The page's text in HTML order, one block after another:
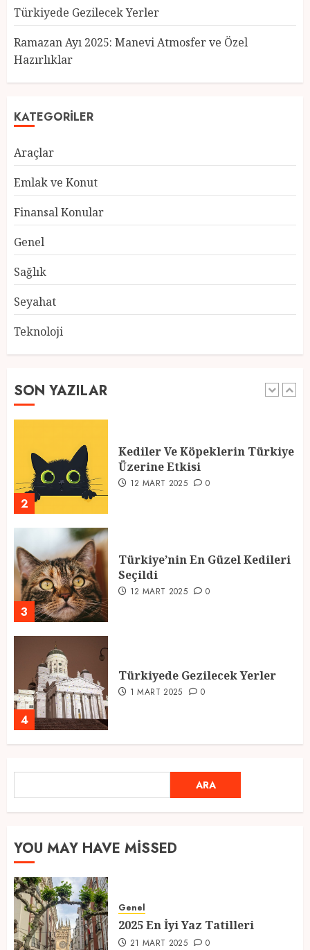
Türkiyede Gezilecek Yerler
Ramazan Ayı 2025: Manevi Atmosfer ve Özel
Hazırlıklar
KATEGORILER
Araçlar
Emlak ve Konut
Finansal Konular
Genel
Sağlık
Seyahat
Teknoloji
SON YAZILAR
Türkiye’nin En Güzel Kedileri
Seçildi
12 MART 2025
4
5
1
2025 En İyi Yaz Tatilleri
2
Kediler Ve Köpeklerin Türkiye
Üzerine Etkisi
12 MART 2025 0
3
Türkiye’nin En Güzel Kedileri
Seçildi
12 MART 2025 0
4
Türkiyede Gezilecek Yerler
1 MART 2025 0
Ramazan Ayı 2025: Manevi
Atmosfer ve Özel Hazırlıklar
1
21 MART 2025
ARA
YOU MAY HAVE MISSED
Genel
2025 En İyi Yaz Tatilleri
21 MART 2025 0